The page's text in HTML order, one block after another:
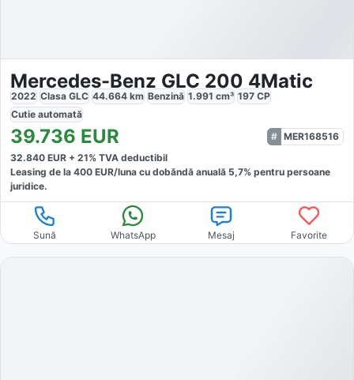
Mercedes-Benz GLC 200 4Matic
2022 Clasa GLC 44.664 km Benzină 1.991 cm³ 197 CP
Cutie automată
39.736 EUR
MER168516
32.840 EUR + 21% TVA deductibil
Leasing de la 400 EUR/luna cu dobăndă anuală 5,7% pentru persoane
juridice.
Sună WhatsApp Mesaj Favorite